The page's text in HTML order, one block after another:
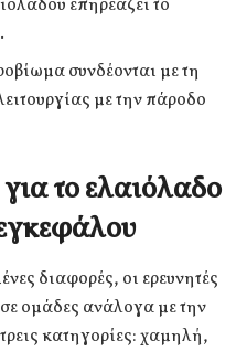
επηρεάζει το
συνδέονται με τη
με την πάροδο
για το ελαιόλαδο
διαφορές, οι ερευνητές
ομάδες ανάλογα με την
κατηγορίες: χαμηλή,